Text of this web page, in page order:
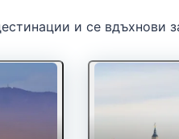
и се вдъхнови